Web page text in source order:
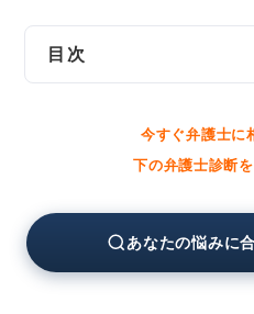
目次
長野県弁護士会の無
佐久市役所の無料相
いとき
佐久市の弁護士に相
今すぐ弁護士に
下の弁護士診断
あなたの悩みに